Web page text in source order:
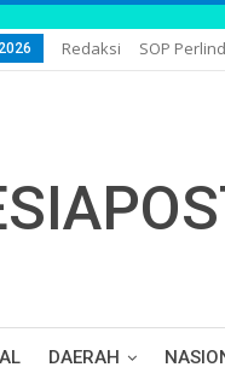
Redaksi SOP
DAERAH